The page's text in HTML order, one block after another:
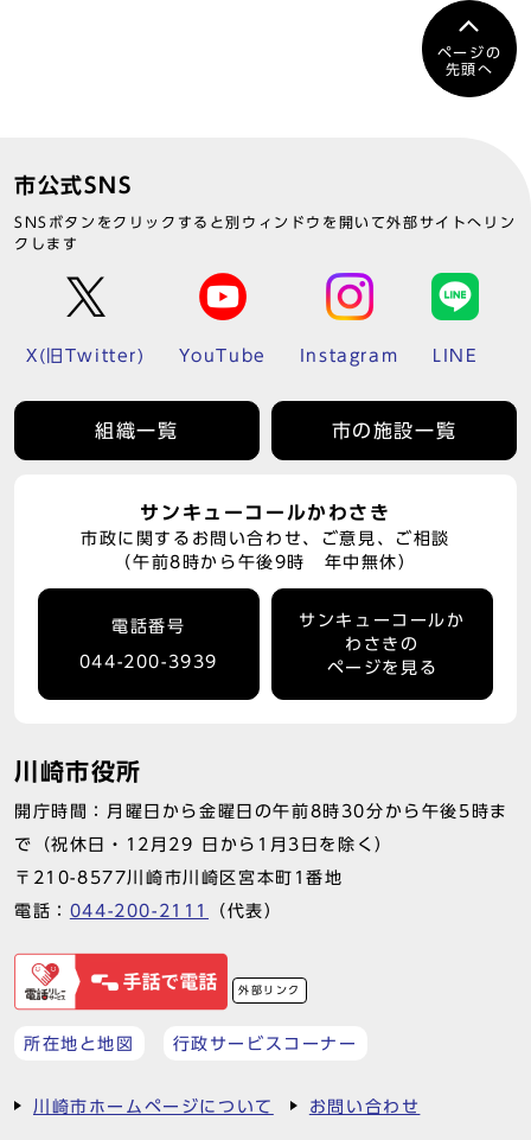
ページの
先頭へ
市公式SNS
SNSボタンをクリックすると別ウィンドウを開いて外部サイトへリン
クします
X(旧Twitter) YouTube Instagram LINE
組織一覧 市の施設一覧
サンキューコールかわさき
市政に関するお問い合わせ、ご意見、ご相談
（午前8時から午後9時 年中無休）
電話番号
044-200-3939
サンキューコールか
わさきの
ページを見る
川崎市役所
開庁時間：月曜日から金曜日の午前8時30分から午後5時ま
で（祝休日・12月29 日から1月3日を除く）
〒210-8577川崎市川崎区宮本町1番地
電話： 044-200-2111 （代表）
外部リンク
所在地と地図 行政サービスコーナー
川崎市ホームページについて お問い合わせ